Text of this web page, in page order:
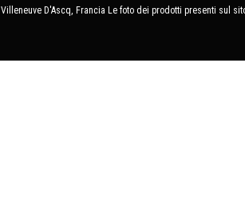
Villeneuve D'Ascq, Francia Le foto dei prodotti presenti sul